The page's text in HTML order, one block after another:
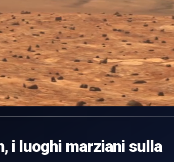
i luoghi marziani sulla